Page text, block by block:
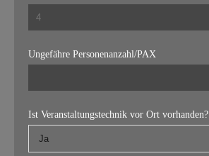
Ungefähre Personenanzahl/PAX
Ist Veranstaltungstechnik vor Ort vorhanden?